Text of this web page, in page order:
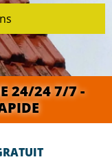
24/24 7/7 -